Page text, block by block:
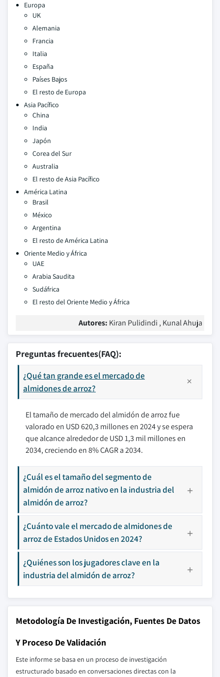
Europa
UK
Alemania
Francia
Italia
España
Países Bajos
El resto de Europa
Asia Pacífico
China
India
Japón
Corea del Sur
Australia
El resto de Asia Pacífico
América Latina
Brasil
México
Argentina
El resto de América Latina
Oriente Medio y África
UAE
Arabia Saudita
Sudáfrica
El resto del Oriente Medio y África
Autores: Kiran Pulidindi , Kunal Ahuja
Preguntas frecuentes(FAQ):
¿Qué tan grande es el mercado de
almidones de arroz?
El tamaño de mercado del almidón de arroz fue
valorado en USD 620,3 millones en 2024 y se espera
que alcance alrededor de USD 1,3 mil millones en
2034, creciendo en 8% CAGR a 2034.
¿Cuál es el tamaño del segmento de
almidón de arroz nativo en la industria del
almidón de arroz?
¿Cuánto vale el mercado de almidones de
arroz de Estados Unidos en 2024?
¿Quiénes son los jugadores clave en la
industria del almidón de arroz?
Metodología De Investigación, Fuentes De Datos
Y Proceso De Validación
Este informe se basa en un proceso de investigación
estructurado basado en conversaciones directas con la